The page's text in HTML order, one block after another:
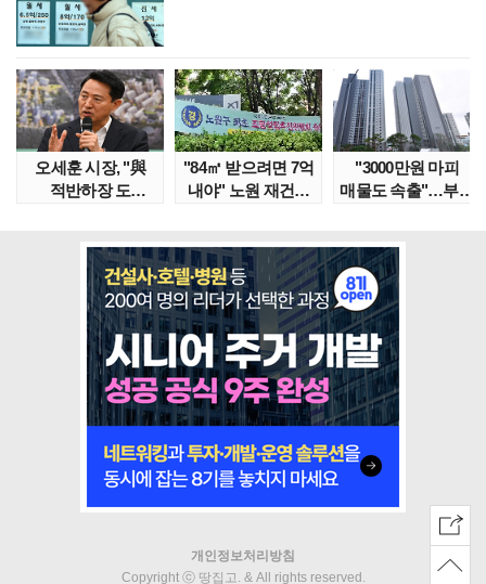
오세훈 시장, "與
적반하장 도
"84㎡ 받으려면 7억
내야" 노원 재건축
"3000만원 마피
매물도 속출"…부산
개인정보처리방침
Copyright ⓒ 땅집고. & All rights reserved.